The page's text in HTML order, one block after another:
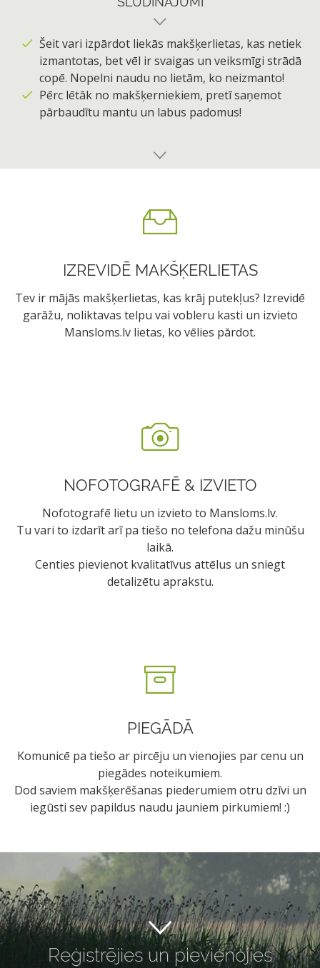
Šeit vari izpārdot liekās makšķerlietas, kas netiek
izmantotas, bet vēl ir svaigas un veiksmīgi strādā
copē. Nopelni naudu no lietām, ko neizmanto!
Pērc lētāk no makšķerniekiem, pretī saņemot
pārbaudītu mantu un labus padomus!
IZREVIDĒ MAKŠĶERLIETAS
Tev ir mājās makšķerlietas, kas krāj putekļus? Izrevidē
garāžu, noliktavas telpu vai vobleru kasti un izvieto
Mansloms.lv lietas, ko vēlies pārdot.
NOFOTOGRAFĒ & IZVIETO
Nofotografē lietu un izvieto to Mansloms.lv.
Tu vari to izdarīt arī pa tiešo no telefona dažu minūšu
laikā.
Centies pievienot kvalitatīvus attēlus un sniegt
detalizētu aprakstu.
PIEGĀDĀ
Komunicē pa tiešo ar pircēju un vienojies par cenu un
piegādes noteikumiem.
Dod saviem makšķerēšanas piederumiem otru dzīvi un
iegūsti sev papildus naudu jauniem pirkumiem! :)
Reģistrējies un pievienojies